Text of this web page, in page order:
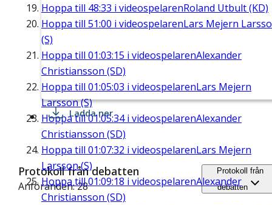
Hoppa till 48:33 i videospelarenRoland Utbult (KD)
Hoppa till 51:00 i videospelarenLars Mejern
(S)
Hoppa till 01:03:15 i videospelarenAlexander
Christiansson (SD)
Hoppa till 01:05:03 i videospelarenLars Mejern
Larsson (S)
Hoppa till01:05:34i videospelarenAlexander
Christiansson (SD)
Hoppa till 01:07:32 i videospelarenLars Mejern
Larsson (S)
Hoppa till01:09:18 i videospelarenAlexander
Christiansson (SD)
Ladda ner
Protokoll från debatten
Anföranden: 28
Protokoll från
debatten